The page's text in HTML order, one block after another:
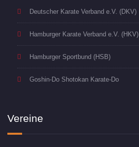
Deutscher Karate Verband e.V. (DKV)
Hamburger Karate Verband e.V. (HKV)
Hamburger Sportbund (HSB)
Goshin-Do Shotokan Karate-Do
Vereine